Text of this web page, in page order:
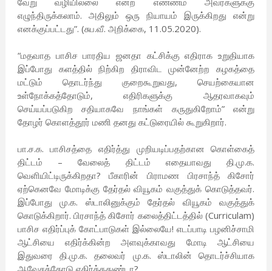
எழுந்திருக்கலாம். அதிலும் ஒரு நியாயம் இருக்கிறது என்று
எனக்குப்பட்டது”. (சுப.வீ. அறிக்கை, 11.05.2020).
“மதவாத பாசிச பாரதிய ஜனதா கட்சிக்கு எதிராக உறுதியாக
இப்போது களத்தில் நிற்கிற திராவிட முன்னேற்ற கழகத்தை
மட்டும் தொடர்ந்து குறைகூறுவது, செயற்கையான
உள்நோக்கத்தோடும், எதிரிகளுக்கு ஆதரவாகவும்
செய்யப்படுகிற சதியாகவே நாங்கள் கருதுகிறோம்” என்று
தோழர் கொளத்தூர் மணி தனது கட்டுரையில் கூறுகிறார்.
பா.ச.க. பாசிசத்தை எதிர்த்து முறியடிப்பதற்கான கொள்கைத்
திட்டம் – வேலைத் திட்டம் எதையாவது தி.மு.க.
வெளியிட்டிருக்கிறதா? பீகாரின் பிராமண பிரசாந்த் கிசோர்
ஏற்கெனவே மோடிக்கு தேர்தல் வியூகம் வகுத்துக் கொடுத்தவர்.
இப்போது மு.க. ஸ்டாலினுக்கும் தேர்தல் வியூகம் வகுத்துக்
கொடுக்கிறார். பிரசாந்த் கிசோர் கலைத்திட்டத்தில் (Curriculam)
பாசிச எதிர்ப்புக் கோட்பாடுகள் இல்லையே! எடப்பாடி பழனிச்சாமி
ஆட்சியை எதிர்க்கின்ற அளவுக்காவது மோடி ஆட்சியை
இதுவரை தி.மு.க. தலைவர் மு.க. ஸ்டாலின் தொடர்ச்சியாக